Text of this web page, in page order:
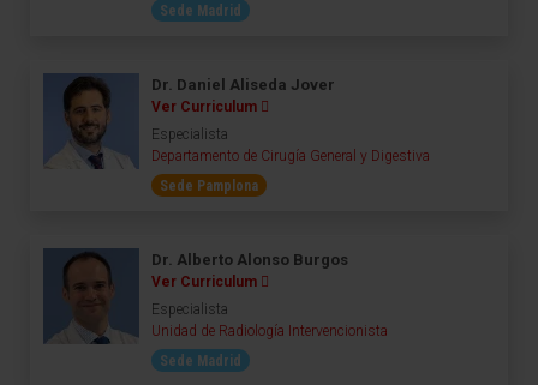
Sede Madrid
Dr. Daniel Aliseda Jover
Ver Curriculum
Especialista
Departamento de Cirugía General y Digestiva
Sede Pamplona
Dr. Alberto Alonso Burgos
Ver Curriculum
Especialista
Unidad de Radiología Intervencionista
Sede Madrid